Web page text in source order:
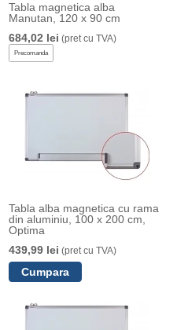
Tabla magnetica alba
Manutan, 120 x 90 cm
684,02 lei (pret cu TVA)
Precomanda
Tabla alba magnetica cu rama
din aluminiu, 100 x 200 cm,
Optima
439,99 lei (pret cu TVA)